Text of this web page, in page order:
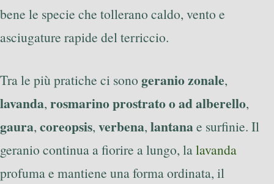
bene le specie che tollerano caldo, vento e
asciugature rapide del terriccio.
Tra le più pratiche ci sono geranio zonale,
lavanda, rosmarino prostrato o ad alberello,
gaura, coreopsis, verbena, lantanae surfinie. Il
geranio continua a fiorire a lungo, lalavanda
profuma e mantiene una forma ordinata, il